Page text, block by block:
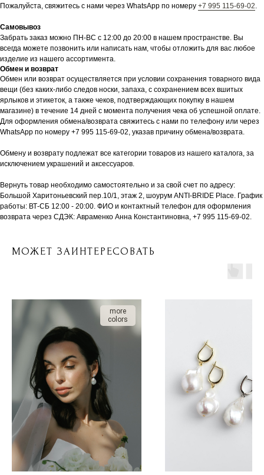
Пожалуйста, свяжитесь с нами через WhatsApp по номеру +7 995 115-69-02
Самовывоз
Забрать заказ можно ПН-ВС с 12:00 до 20:00 в нашем пространстве. Вы
всегда можете позвонить или написать нам, чтобы отложить для вас любое
изделие из нашего ассортимента.
Обмен и возврат
Обмен или возврат осуществляется при условии сохранения товарного вида
вещи (без каких-либо следов носки, запаха, с сохранением всех вшитых
ярлыков и этикеток, а также чеков, подтверждающих покупку в нашем
магазине) в течение 14 дней с момента получения чека об успешной оплате.
Для оформления обмена/возврата свяжитесь с нами по телефону или через
WhatsApp по номеру +7 995 115-69-02, указав причину обмена/возврата.
Обмену и возврату подлежат все категории товаров из нашего каталога, за
исключением украшений и аксессуаров.
Вернуть товар необходимо самостоятельно и за свой счет по адресу:
Большой Харитоньевский пер.10/1, этаж 2, шоурум ANTI-BRIDE Place. График
работы: ВТ-СБ 12:00 - 20:00. ФИО и контактный телефон для оформления
возврата через СДЭК: Авраменко Анна Константиновна, +7 995 115-69-02.
МОЖЕТ ЗАИНТЕРЕСОВАТЬ
more
colors